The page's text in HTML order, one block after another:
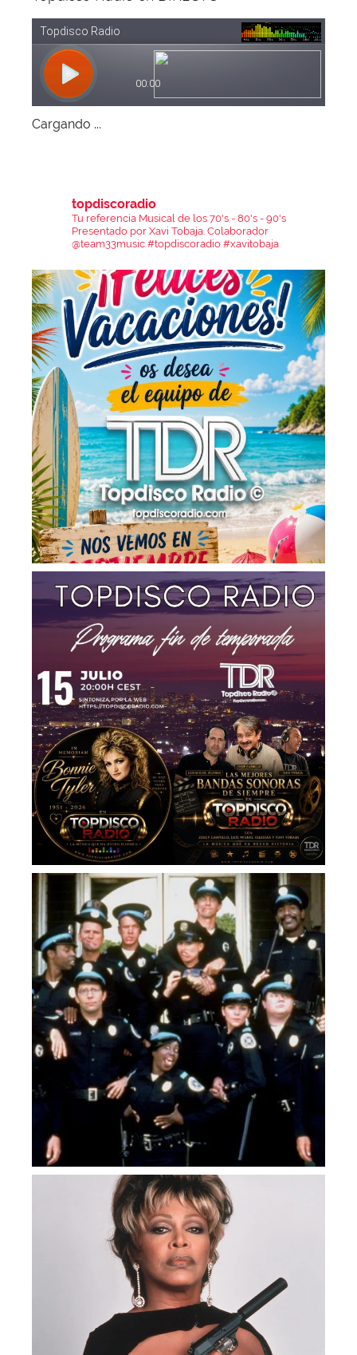
Cargando ...
topdiscoradio
Tu referencia Musical de los 70's - 80's - 90's
Presentado por Xavi Tobaja. Colaborador
@team33music #topdiscoradio #xavitobaja